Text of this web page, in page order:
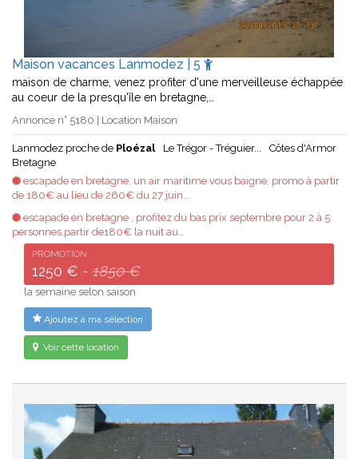
Maison vacances Lanmodez | 5
maison de charme, venez profiter d'une merveilleuse échappée
au coeur de la presqu'île en bretagne,…
Annonce n° 5180 | Location Maison
Lanmodez proche de Ploézal Le Trégor - Tréguier...
Côtes d'Armor
Bretagne
escapade en bretagne, un air maritime vous baigne, promo à partir
de 180€ au lieu de 260€ du 27 juin…
escapade en bretagne , profitez du bas prix septembre pour 2 à 5
personnes,partir de180€ la nuit au…
PROMOTION
1250 € - 1850 €
la semaine selon saison
Ajoutez à ma sélection
Voir cette location